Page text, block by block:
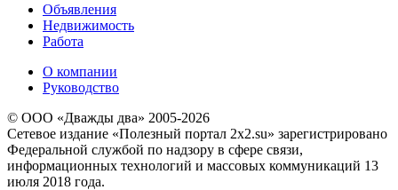
Объявления
Недвижимость
Работа
О компании
Руководство
© ООО «Дважды два» 2005-2026
Сетевое издание «Полезный портал 2x2.su» зарегистрировано
Федеральной службой по надзору в сфере связи,
информационных технологий и массовых коммуникаций 13
июля 2018 года.